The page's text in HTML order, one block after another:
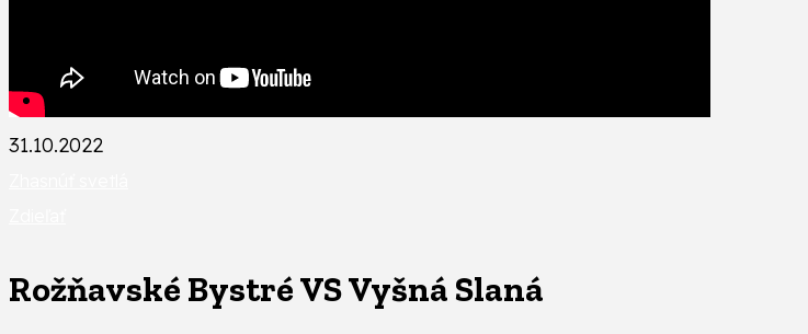
31.10.2022
Rožňavské Bystré VS Vyšná Slaná